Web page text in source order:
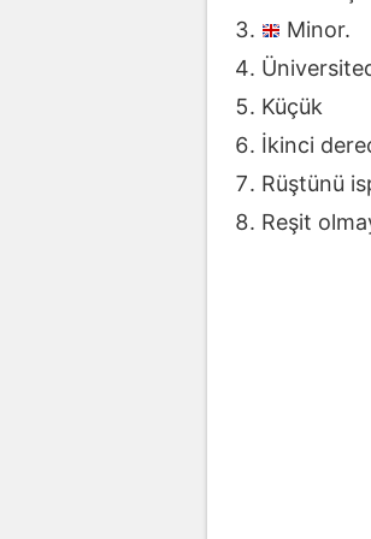
Minor.
Küçük
İkinci
Rüştünü
Reşit